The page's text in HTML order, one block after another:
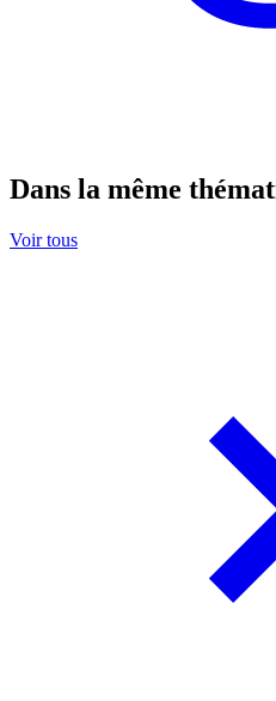
Dans la même
Voir tous